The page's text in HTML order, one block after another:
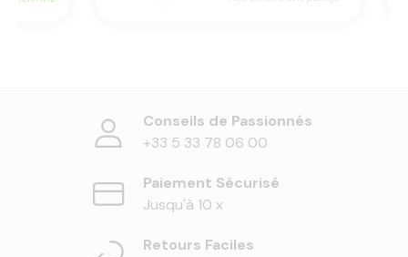
Conseils de Passionnés
+33 5 33 78 06 00
Paiement Sécurisé
Jusqu'à 10 x
Retours Faciles